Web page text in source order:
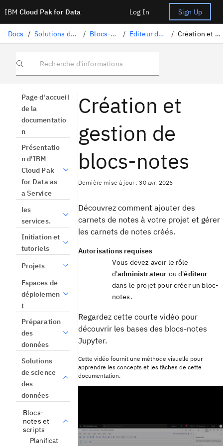
IBM Cloud Pak for Data Log In Sign Up
Docs / Solutions de science des données / Blocs-notes et scripts / Editeur de bloc-note Jupyter / Création et gestion de blocs-notes
Recherche d'informations
Page d'accueil
de la
documentatio
n
Présentatio
n d'IBM
Cloud Pak
for Data as
a Service
les
services.
Initiation et
tutoriels
Projets
Espaces de
déploiemen
t
Préparation
des
données
Solutions
de science
des
données
Blocs-
notes et
scripts
Planificat
Création et
gestion de
blocs-notes
Dernière mise à jour : 30 avr. 2026
Découvrez comment ajouter des
carnets de notes à votre projet et gérer
les carnets de notes créés.
Autorisations requises
Vous devez avoir le rôle
d'administrateur ou d'éditeur
dans le projet pour créer un bloc-
notes.
Regardez cette courte vidéo pour
découvrir les bases des blocs-notes
Jupyter.
Cette vidéo fournit une méthode visuelle pour
apprendre les concepts et les tâches de cette
documentation.